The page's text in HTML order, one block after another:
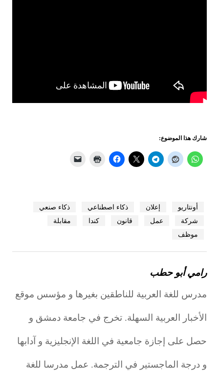
شارك هذا الموضوع:
أونتاريو إعلان ذكاء اصطناعي
ذكاء صنعي
شركة
عمل قانون كندا
مقابلة
موظف
رامي أبو حطب
مدرس للغة العربية للناطقين بغيرها و مؤسس موقع
الأخبار العربية السهلة. تخرج في جامعة دمشق و
حصل على إجازة جامعية في اللغة الإنجليزية و آدابها
و درجة الماجستير في الترجمة. عمل مدرسا للغة